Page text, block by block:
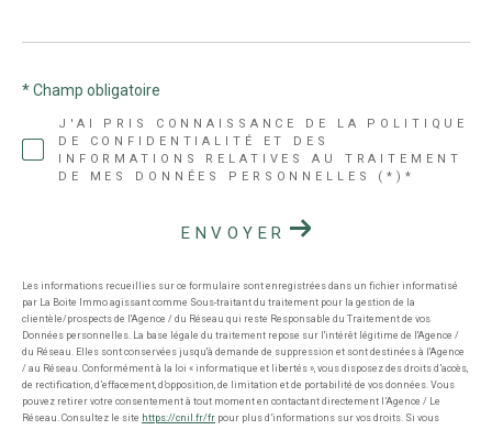
J'AI PRIS CONNAISSANCE DE LA POLITIQUE
DE CONFIDENTIALITÉ ET DES
INFORMATIONS RELATIVES AU TRAITEMENT
DE MES DONNÉES PERSONNELLES (*)*
* Champ obligatoire
ENVOYER
Les informations recueillies sur ce formulaire sont enregistrées dans un fichier informatisé
par La Boite Immo agissant comme Sous-traitant du traitement pour la gestion de la
clientèle/prospects de l'Agence / du Réseau qui reste Responsable du Traitement de vos
Données personnelles. La base légale du traitement repose sur l'intérêt légitime de l'Agence /
du Réseau. Elles sont conservées jusqu'à demande de suppression et sont destinées à l'Agence
/ au Réseau. Conformément à la loi « informatique et libertés », vous disposez des droits d’accès,
de rectification, d’effacement, d’opposition, de limitation et de portabilité de vos données. Vous
pouvez retirer votre consentement à tout moment en contactant directement l’Agence / Le
Réseau. Consultez le site https://cnil.fr/fr pour plus d’informations sur vos droits. Si vous